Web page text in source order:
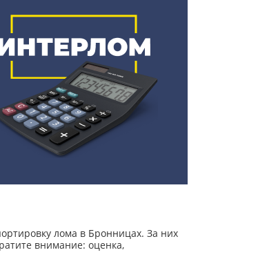
лома в Бронницах. За них
внимание: оценка,